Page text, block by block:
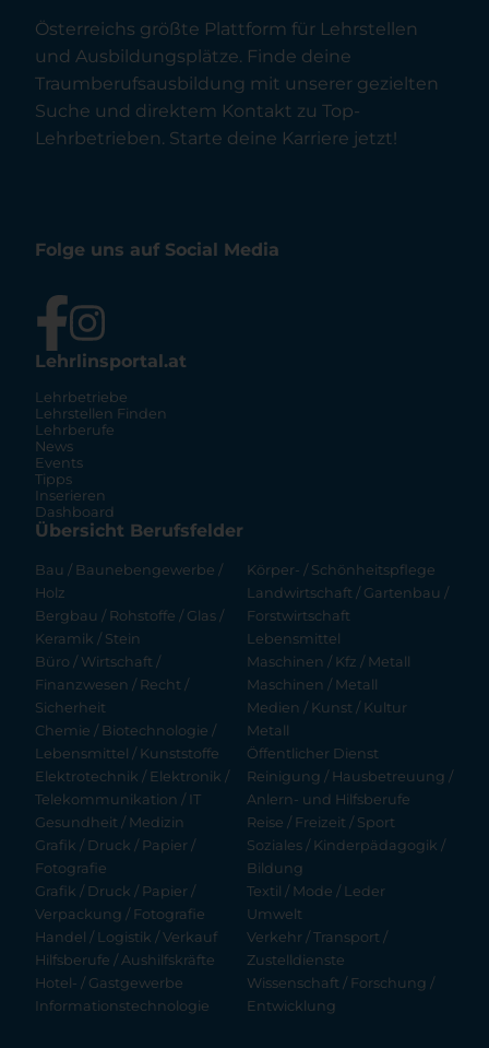
Österreichs größte Plattform für Lehrstellen
und Ausbildungsplätze. Finde deine
Traumberufsausbildung mit unserer gezielten
Suche und direktem Kontakt zu Top-
Lehrbetrieben. Starte deine Karriere jetzt!
Folge uns auf Social Media
Lehrlinsportal.at
Lehrbetriebe
Lehrstellen Finden
Lehrberufe
News
Events
Tipps
Inserieren
Dashboard
Übersicht Berufsfelder
Bau / Baunebengewerbe /
Holz
Bergbau / Rohstoffe / Glas /
Keramik / Stein
Büro / Wirtschaft /
Finanzwesen / Recht /
Sicherheit
Chemie / Biotechnologie /
Lebensmittel / Kunststoffe
Elektrotechnik / Elektronik /
Telekommunikation / IT
Gesundheit / Medizin
Grafik / Druck / Papier /
Fotografie
Grafik / Druck / Papier /
Verpackung / Fotografie
Handel / Logistik / Verkauf
Hilfsberufe / Aushilfskräfte
Hotel- / Gastgewerbe
Informationstechnologie
Körper- / Schönheitspflege
Landwirtschaft / Gartenbau /
Forstwirtschaft
Lebensmittel
Maschinen / Kfz / Metall
Maschinen / Metall
Medien / Kunst / Kultur
Metall
Öffentlicher Dienst
Reinigung / Hausbetreuung /
Anlern- und Hilfsberufe
Reise / Freizeit / Sport
Soziales / Kinderpädagogik /
Bildung
Textil / Mode / Leder
Umwelt
Verkehr / Transport /
Zustelldienste
Wissenschaft / Forschung /
Entwicklung